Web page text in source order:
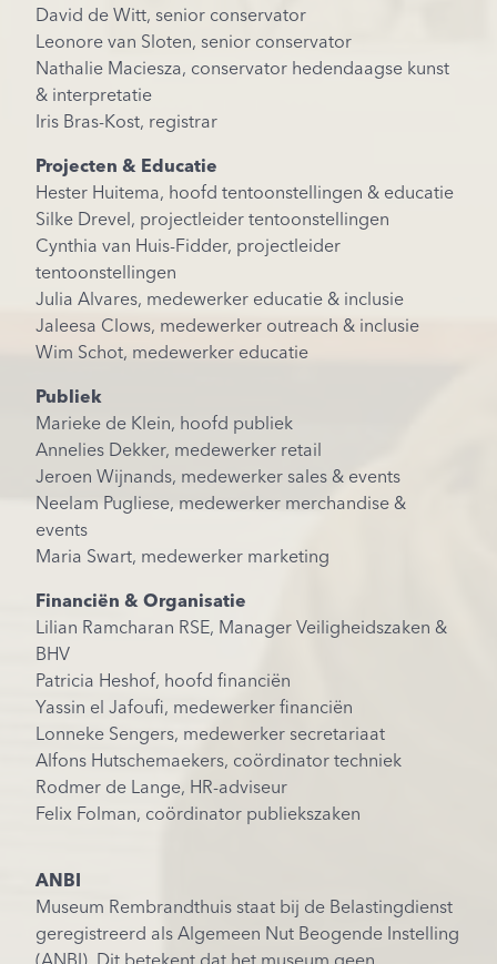
David de Witt, senior conservator
Leonore van Sloten, senior conservator
Nathalie Maciesza, conservator hedendaagse kunst
& interpretatie
Iris Bras-Kost, registrar
Projecten & Educatie
Hester Huitema, hoofd tentoonstellingen & educatie
Silke Drevel, projectleider tentoonstellingen
Cynthia van Huis-Fidder, projectleider
tentoonstellingen
Julia Alvares, medewerker educatie & inclusie
Jaleesa Clows, medewerker outreach & inclusie
Wim Schot, medewerker educatie
Publiek
Marieke de Klein, hoofd publiek
Annelies Dekker, medewerker retail
Jeroen Wijnands, medewerker sales & events
Neelam Pugliese, medewerker merchandise &
events
Maria Swart, medewerker marketing
Financiën & Organisatie
Lilian Ramcharan RSE, Manager Veiligheidszaken &
BHV
Patricia Heshof, hoofd financiën
Yassin el Jafoufi, medewerker financiën
Lonneke Sengers, medewerker secretariaat
Alfons Hutschemaekers, coördinator techniek
Rodmer de Lange, HR-adviseur
Felix Folman, coördinator publiekszaken
ANBI
Museum Rembrandthuis staat bij de Belastingdienst
geregistreerd als Algemeen Nut Beogende Instelling